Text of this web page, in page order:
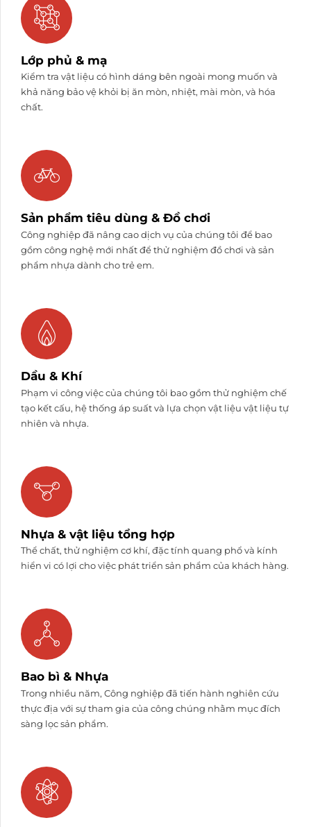
Lớp phủ & mạ
Kiểm tra vật liệu có hình dáng bên ngoài mong muốn và
khả năng bảo vệ khỏi bị ăn mòn, nhiệt, mài mòn, và hóa
chất.
Sản phẩm tiêu dùng & Đồ chơi
Công nghiệp đã nâng cao dịch vụ của chúng tôi để bao
gồm công nghệ mới nhất để thử nghiệm đồ chơi và sản
phẩm nhựa dành cho trẻ em.
Dầu & Khí
Phạm vi công việc của chúng tôi bao gồm thử nghiệm chế
tạo kết cấu, hệ thống áp suất và lựa chọn vật liệu vật liệu tự
nhiên và nhựa.
Nhựa & vật liệu tổng hợp
Thể chất, thử nghiệm cơ khí, đặc tính quang phổ và kính
hiển vi có lợi cho việc phát triển sản phẩm của khách hàng.
Bao bì & Nhựa
Trong nhiều năm, Công nghiệp đã tiến hành nghiên cứu
thực địa với sự tham gia của công chúng nhằm mục đích
sàng lọc sản phẩm.